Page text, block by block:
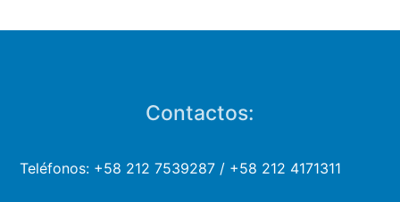
Contactos:
Teléfonos: +58 212 7539287 / +58 212 4171311